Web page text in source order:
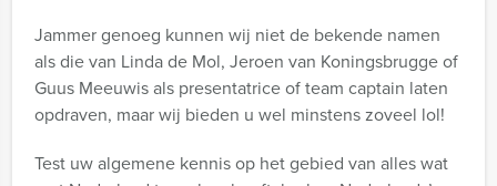
Jammer genoeg kunnen wij niet de bekende namen
als die van Linda de Mol, Jeroen van Koningsbrugge of
Guus Meeuwis als presentatrice of team captain laten
opdraven, maar wij bieden u wel minstens zoveel lol!
Test uw algemene kennis op het gebied van alles wat